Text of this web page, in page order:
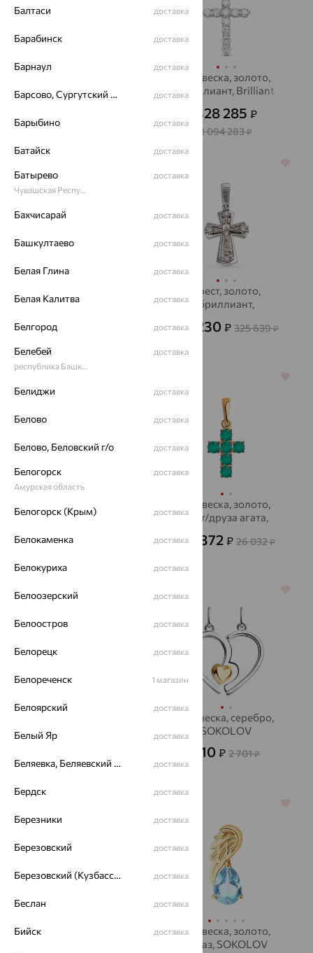
бриллиант,
БРИЛЛИАНТЫ
Подвеска, золото,
бриллиант, Brilliant
328 285 ₽
1 094 283₽
бриллиант, Brilliant
от
Крест, золото,
бриллиант,
КОСТРОМЫ
117 230₽ 325 639₽
бриллиант,
КОСТРОМЫ
123 809
Подвеска, золото,
агат/друза агата,
от 9 372₽ 26 032₽
Подвеска, серебро,
топаз, SOKOLOV
Подвеска, серебро,
SOKOLOV
810₽ 2 701₽
Подвеска, золото,
Подвеска, золото,
топаз, SOKOLOV
Балтаси доставка
Барабинск доставка
Барнаул доставка
Барсово, Сургутский район доставка
Барыбино доставка
Батайск доставка
Батырево
Чувашская Республика - Чувашия
доставка
Бахчисарай доставка
Башкултаево доставка
Белая Глина доставка
Белая Калитва доставка
Белгород доставка
Белебей
республика Башкортостан
доставка
Белиджи доставка
Белово доставка
Белово, Беловский г/о доставка
Белогорск
Амурская область
доставка
Белогорск (Крым) доставка
Белокаменка доставка
Белокуриха доставка
Белоозерский доставка
Белоостров доставка
Белорецк доставка
Белореченск 1 магазин
Белоярский доставка
Белый Яр доставка
Беляевка, Беляевский р-он доставка
Бердск доставка
Березники доставка
Березовский доставка
Березовский (Кузбасс), Берёзовский г/о доставка
Беслан доставка
Бийск доставка